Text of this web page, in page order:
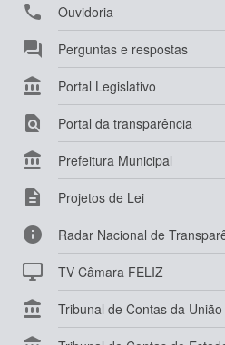
 Ouvidoria
 Perguntas e respostas
 Portal Legislativo
 Portal da transparência
 Prefeitura Municipal
 Projetos de Lei
 Radar Nacional de
 TV Câmara FELIZ
 Tribunal de Contas da União